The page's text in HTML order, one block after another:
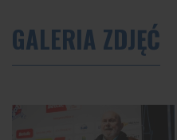
GALERIA ZDJĘĆ